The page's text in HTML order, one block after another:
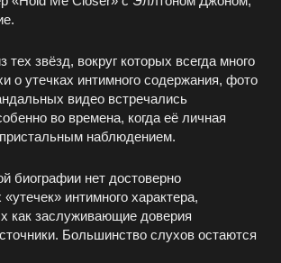
звёзд, вокруг которых всегда много
о утечках интимного содержания, фото
видео встречались
во времена, когда её личная
наблюдением.
биографии нет достоверно
интимного характера,
как заслуживающие доверия
Большинство слухов остаются